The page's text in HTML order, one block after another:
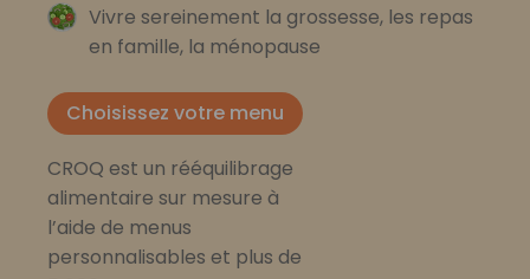
Vivre sereinement la grossesse, les repas
en famille, la ménopause
Choisissez votre menu
CROQ est un rééquilibrage
alimentaire sur mesure à
l’aide de menus
personnalisables et plus de